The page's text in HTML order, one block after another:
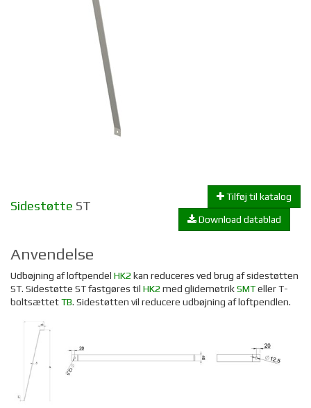
Sidestøtte ST
Tilføj til katalog
Download datablad
Anvendelse
Udbøjning af loftpendel HK2 kan reduceres ved brug af sidestøtten
ST. Sidestøtte ST fastgøres til HK2 med glidemøtrikSMTeller T-
boltsættetTB. Sidestøtten vil reducere udbøjning af loftpendlen.